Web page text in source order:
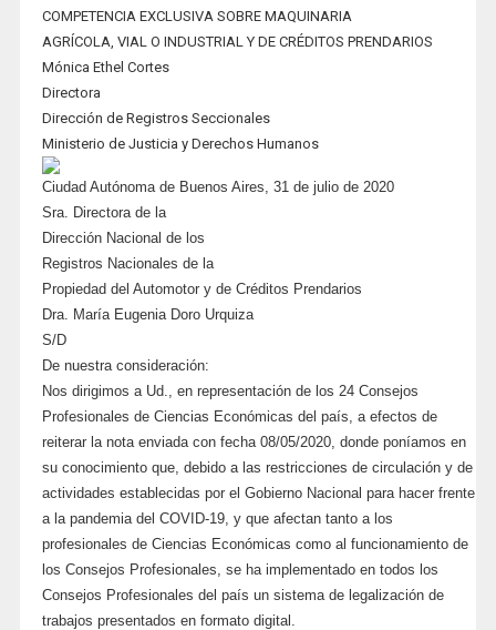
COMPETENCIA EXCLUSIVA SOBRE MAQUINARIA
AGRÍCOLA, VIAL O INDUSTRIAL Y DE CRÉDITOS PRENDARIOS
Mónica Ethel Cortes
Directora
Dirección de Registros Seccionales
Ministerio de Justicia y Derechos Humanos
Ciudad Autónoma de Buenos Aires, 31 de julio de 2020
Sra. Directora de la
Dirección Nacional de los
Registros Nacionales de la
Propiedad del Automotor y de Créditos Prendarios
Dra. María Eugenia Doro Urquiza
S/D
De nuestra consideración:
Nos dirigimos a Ud., en representación de los 24 Consejos
Profesionales de Ciencias Económicas del país, a efectos de
reiterar la nota enviada con fecha 08/05/2020, donde poníamos en
su conocimiento que, debido a las restricciones de circulación y de
actividades establecidas por el Gobierno Nacional para hacer frente
a la pandemia del COVID-19, y que afectan tanto a los
profesionales de Ciencias Económicas como al funcionamiento de
los Consejos Profesionales, se ha implementado en todos los
Consejos Profesionales del país un sistema de legalización de
trabajos presentados en formato digital.